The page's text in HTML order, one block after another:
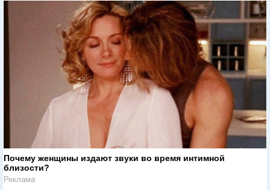
Почему женщины издают звуки во время интимной
близости?
Реклама